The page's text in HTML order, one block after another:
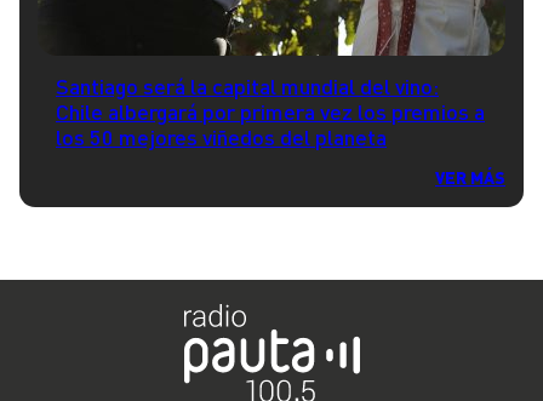
Santiago será la capital mundial del vino:
Chile albergará por primera vez los premios a
los 50 mejores viñedos del planeta
VER MÁS